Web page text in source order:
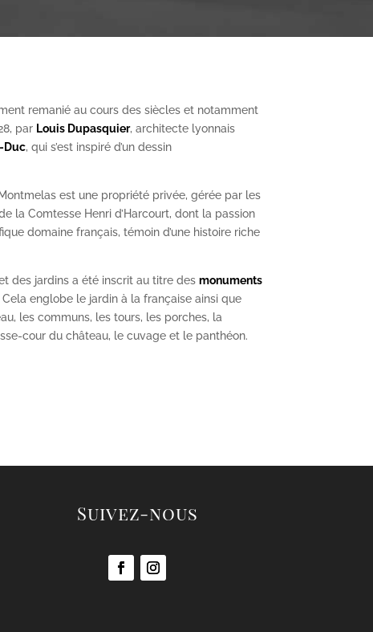
remanié au cours des siècles et notamment
par Louis Dupasquier, architecte lyonnais
Duc, qui s’est inspiré d’un dessin
est une propriété privée, gérée par les
la Comtesse Henri d’Harcourt, dont la passion
domaine français, témoin d’une histoire riche
des jardins a été inscrit au titre des monuments
englobe le jardin à la française ainsi que
les communs, les tours, les porches, la
cour du château, le cuvage et le panthéon.
Suivez-nous